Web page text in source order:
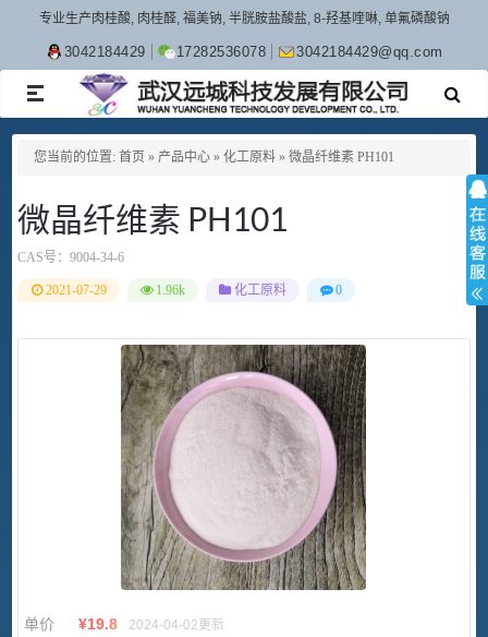
专业生产肉桂酸, 肉桂醛, 福美钠, 半胱胺盐酸盐, 8-羟基喹啉, 单氟磷酸钠
3042184429 17282536078 3042184429@qq.com
TOGGLE
NAVIGATION
您当前的位置: 首页 » 产品中心 » 化工原料 » 微晶纤维素 PH101
微晶纤维素 PH101
CAS号： 9004-34-6
2021-07-29 1.96k 化工原料 0
单价 ¥19.8 2024-04-02更新